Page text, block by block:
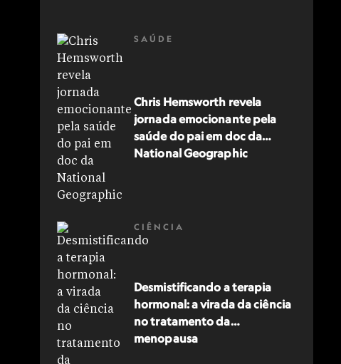
SAÚDE
Chris Hemsworth revela
jornada emocionante pela
saúde do pai em doc da
National Geographic
CIÊNCIA
Desmistificando a terapia
hormonal: a virada da ciência
no tratamento da
menopausa